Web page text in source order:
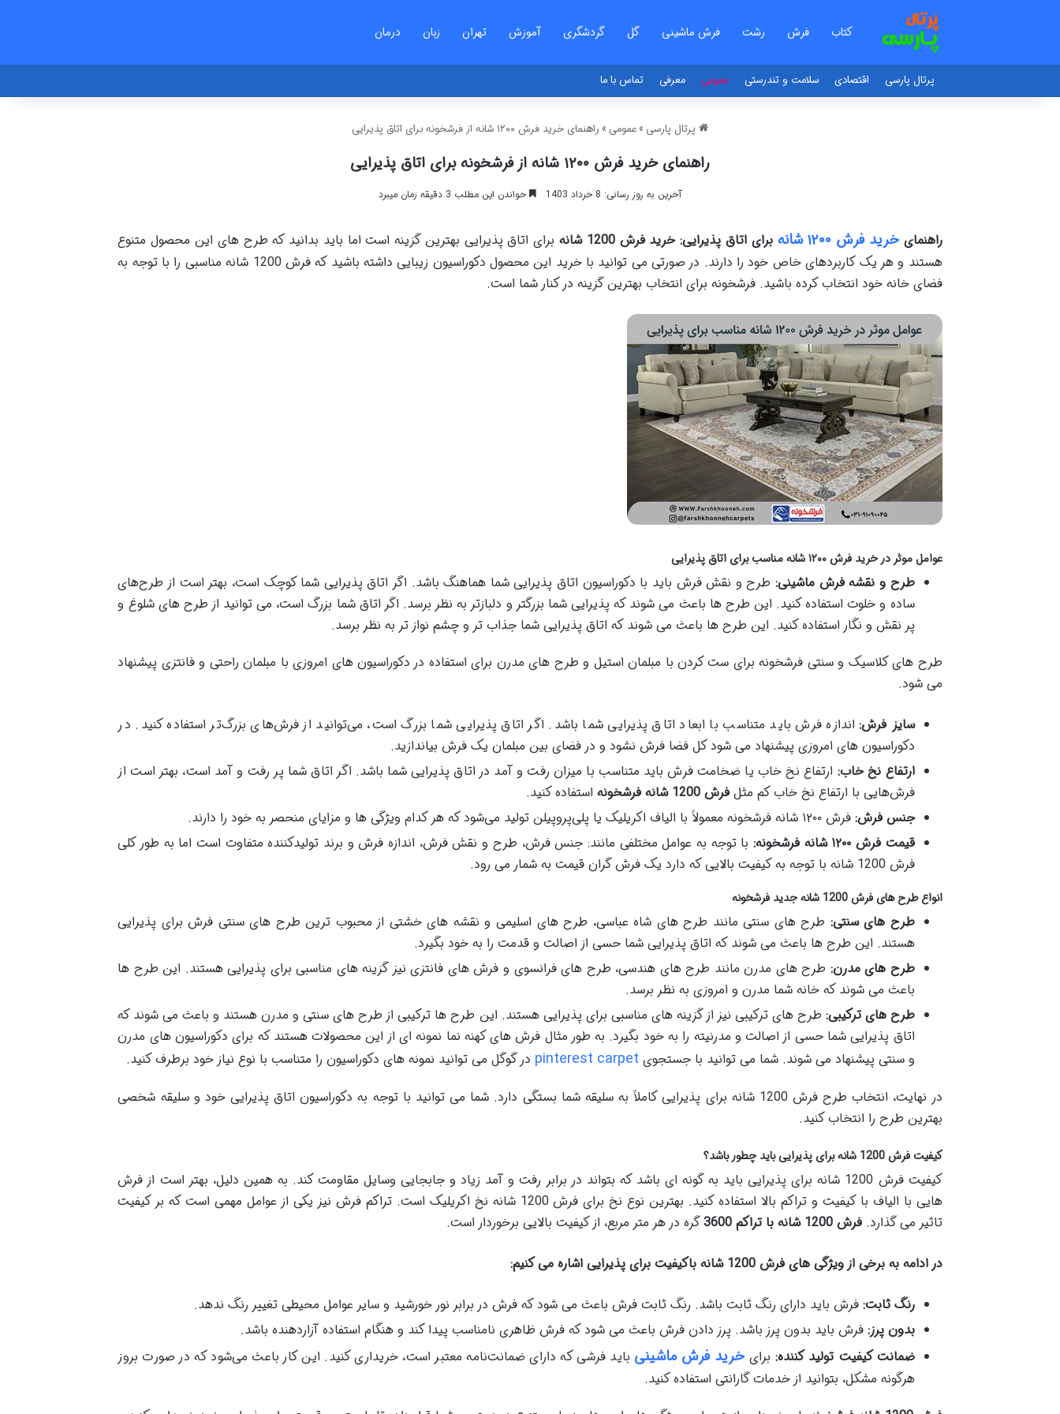
کتاب فرش رشت فرش ماشینی گل گردشگری آموزش تهران زبان درمان
پرتال پارسی اقتصادی سلامت و تندرستی عمومی معرفی تماس با ما
پرتال پارسی »عمومی » راهنمای خرید فرش ۱۲۰۰ شانه از فرشخونه برای اتاق پذیرایی
راهنمای خرید فرش ۱۲۰۰ شانه از فرشخونه برای اتاق پذیرایی
آخرین به روز رسانی: 8 خرداد 1403 خواندن این مطلب 3 دقیقه زمان میبرد
راهنمایخرید فرش ۱۲۰۰شانه برای اتاق پذیرایی: خرید فرش 1200 شانه
برای اتاق پذیرایی بهترین گزینه است اما باید بدانید که طرح های این محصول متنوع
هستند و هر یک کاربردهای خاص خود را دارند. در صورتی می توانید با خرید این محصول دکوراسیون زیبایی داشته باشید که فرش 1200 شانه مناسبی را با توجه به
فضای خانه خود انتخاب کرده باشید. فرشخونه برای انتخاب بهترین گزینه در کنار شما است.
عوامل موثر در خرید فرش ۱۲۰۰ شانه مناسب برای اتاق پذیرایی
طرح و نقشه فرش ماشینی:طرح و نقش فرش باید با دکوراسیون اتاق پذیرایی شما هماهنگ باشد. اگر اتاق پذیرایی شما کوچک است، بهتر است از طرح‌های
ساده و خلوت استفاده کنید. این طرح ها باعث می شوند که پذیرایی شما بزرگتر و دلبازتر به نظر برسد. اگر اتاق شما بزرگ است، می توانید از طرح های شلوغ و
پر نقش و نگار استفاده کنید. این طرح ها باعث می شوند که اتاق پذیرایی شما جذاب تر و چشم نواز تر به نظر برسد.
طرح های کلاسیک و سنتی فرشخونه برای ست کردن با مبلمان استیل و طرح های مدرن برای استفاده در دکوراسیون های امروزی با مبلمان راحتی و فانتزی پیشنهاد
می شود.
سایز فرش: اندازه فرش باید متناسب با ابعاد اتاق پذیرایی شما باشد. اگر اتاق پذیرایی شما بزرگ است، می‌توانید از فرش‌های بزرگ‌تر استفاده کنید. در
دکوراسیون های امروزی پیشنهاد می شود کل فضا فرش نشود و در فضای بین مبلمان یک فرش بیاندازید.
ارتفاع نخ خاب: ارتفاع نخ خاب یا ضخامت فرش باید متناسب با میزان رفت و آمد در اتاق پذیرایی شما باشد. اگر اتاق شما پر رفت و آمد است، بهتر است از
فرش‌هایی با ارتفاع نخ خاب کم مثلفرش 1200 شانه فرشخونه
استفاده کنید.
جنس فرش: فرش ۱۲۰۰ شانه فرشخونه معمولاً با الیاف اکریلیک یا پلی‌پروپیلن تولید می‌شود که هر کدام ویژگی ها و مزایای منحصر به خود را دارند.
قیمت فرش ۱۲۰۰ شانه فرشخونه: با توجه به عوامل مختلفی مانند: جنس فرش، طرح و نقش فرش، اندازه فرش و برند تولیدکننده متفاوت است اما به طور کلی
فرش 1200 شانه با توجه به کیفیت بالایی که دارد یک فرش گران قیمت به شمار می رود.
انواع طرح های فرش 1200 شانه جدید فرشخونه
طرح های سنتی: طرح های سنتی مانند طرح های شاه عباسی، طرح های اسلیمی و نقشه های خشتی از محبوب ترین طرح های سنتی فرش برای پذیرایی
هستند. این طرح ها باعث می شوند که اتاق پذیرایی شما حسی از اصالت و قدمت را به خود بگیرد.
طرح های مدرن: طرح های مدرن مانند طرح های هندسی، طرح های فرانسوی و فرش های فانتزی نیز گزینه های مناسبی برای پذیرایی هستند. این طرح ها
باعث می شوند که خانه شما مدرن و امروزی به نظر برسد.
طرح های ترکیبی: طرح های ترکیبی نیز از گزینه های مناسبی برای پذیرایی هستند. این طرح ها ترکیبی از طرح های سنتی و مدرن هستند و باعث می شوند که
اتاق پذیرایی شما حسی از اصالت و مدرنیته را به خود بگیرد. به طور مثال فرش های کهنه نما نمونه ای از این محصولات هستند که برای دکوراسیون های مدرن
و سنتی پیشنهاد می شوند. شما می توانید با جستجوی pinterest carpet در گوگل می توانید نمونه های دکوراسیون را متناسب با نوع نیاز خود برطرف کنید.
در نهایت، انتخاب طرح فرش 1200 شانه برای پذیرایی کاملاً به سلیقه شما بستگی دارد. شما می توانید با توجه به دکوراسیون اتاق پذیرایی خود و سلیقه شخصی
بهترین طرح را انتخاب کنید.
کیفیت فرش 1200 شانه برای پذیرایی باید چطور باشد؟
کیفیت فرش 1200 شانه برای پذیرایی باید به گونه ای باشد که بتواند در برابر رفت و آمد زیاد و جابجایی وسایل مقاومت کند. به همین دلیل، بهتر است از فرش
هایی با الیاف با کیفیت و تراکم بالا استفاده کنید. بهترین نوع نخ برای فرش 1200 شانه نخ اکریلیک است. تراکم فرش نیز یکی از عوامل مهمی است که بر کیفیت
تاثیر می گذارد.فرش 1200 شانه با تراکم 3600 گره در هر متر مربع، از کیفیت بالایی برخوردار است.
در ادامه به برخی از ویژگی های فرش 1200 شانه باکیفیت برای پذیرایی اشاره می کنیم:
رنگ ثابت: فرش باید دارای رنگ ثابت باشد. رنگ ثابت فرش باعث می شود که فرش در برابر نور خورشید و سایر عوامل محیطی تغییر رنگ ندهد.
بدون پرز: فرش باید بدون پرز باشد. پرز دادن فرش باعث می شود که فرش ظاهری نامناسب پیدا کند و هنگام استفاده آزاردهنده باشد.
ضمانت کیفیت تولید کننده:برای خرید فرش ماشینی باید فرشی که دارای ضمانت‌نامه معتبر است، خریداری کنید. این کار باعث می‌شود که در صورت بروز
هرگونه مشکل، بتوانید از خدمات گارانتی استفاده کنید.